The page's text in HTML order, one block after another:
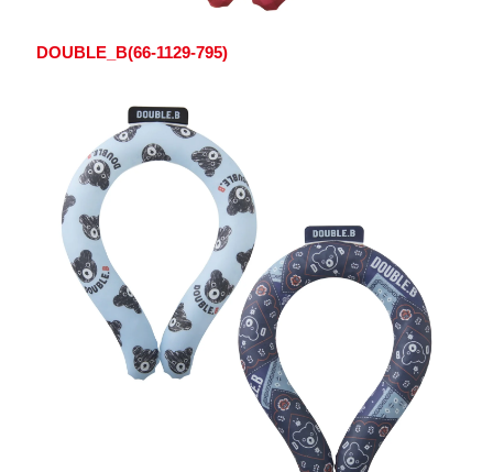
DOUBLE_B(66-1129-795)